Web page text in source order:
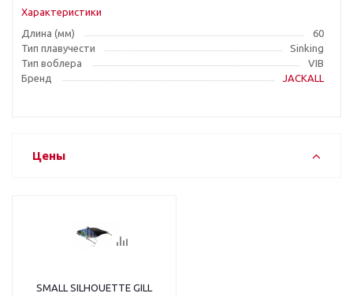
Характеристики
Длина (мм)
60
Тип плавучести
Sinking
Тип воблера
VIB
Бренд
JACKALL
Цены
SMALL SILHOUETTE GILL